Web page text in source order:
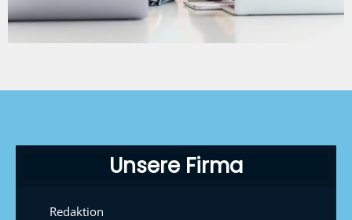
Unsere Firma
Redaktion